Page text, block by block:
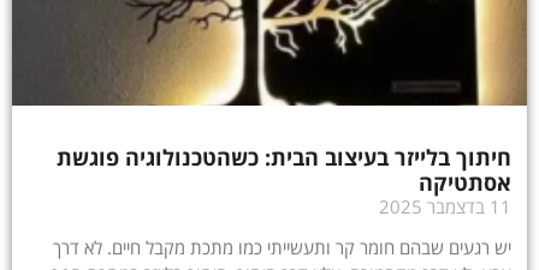
חיתוך בלייזר בעיצוב הבית: כשהטכנולוגיה פוגשת
אסתטיקה
11 בדצמבר 2025
יש רגעים שבהם חומר קר ותעשייתי כמו מתכת מקבל חיים. לא דרך